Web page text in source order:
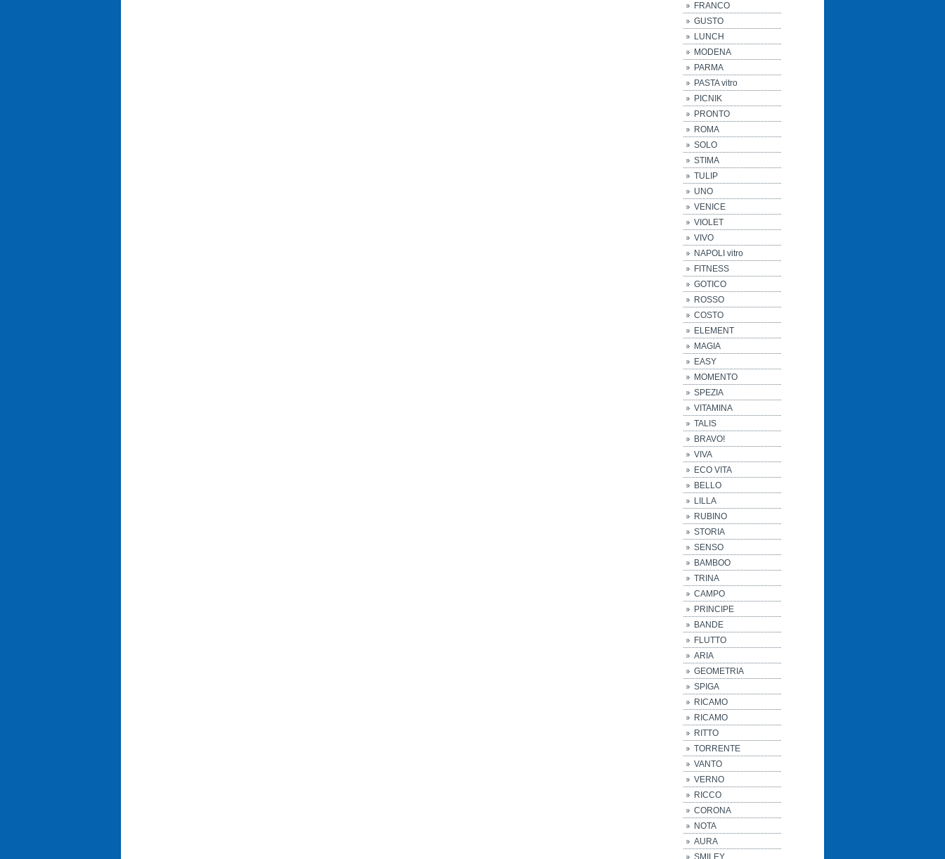
FRANCO
GUSTO
LUNCH
MODENA
PARMA
PASTA vitro
PICNIK
PRONTO
ROMA
SOLO
STIMA
TULIP
UNO
VENICE
VIOLET
VIVO
NAPOLI vitro
FITNESS
GOTICO
ROSSO
COSTO
ELEMENT
MAGIA
EASY
MOMENTO
SPEZIA
VITAMINA
TALIS
BRAVO!
VIVA
ECO VITA
BELLO
LILLA
RUBINO
STORIA
SENSO
BAMBOO
TRINA
CAMPO
PRINCIPE
BANDE
FLUTTO
ARIA
GEOMETRIA
SPIGA
RICAMO
RICAMO
RITTO
TORRENTE
VANTO
VERNO
RICCO
CORONA
NOTA
AURA
SMILEY